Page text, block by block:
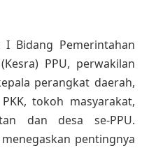
Bidang Pemerintahan
PPU, perwakilan
perangkat daerah,
tokoh masyarakat,
dan desa se-PPU.
pentingnya